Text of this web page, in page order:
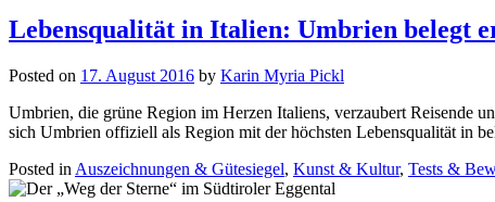
Lebensqualität in Italien: Umbrien belegt
Posted on 17. August 2016 by Karin Myria Pickl
Umbrien, die grüne Region im Herzen Italiens, verzaubert Reisende
sich Umbrien offiziell als Region mit der höchsten Lebensqualität in
Posted in Auszeichnungen & Gütesiegel, Kunst & Kultur, Tests &